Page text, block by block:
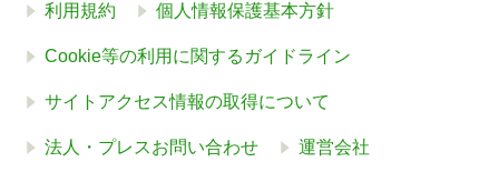
利用規約 個人情報保護基本方針
Cookie等の利用に関するガイドライン
サイトアクセス情報の取得について
法人・プレスお問い合わせ 運営会社